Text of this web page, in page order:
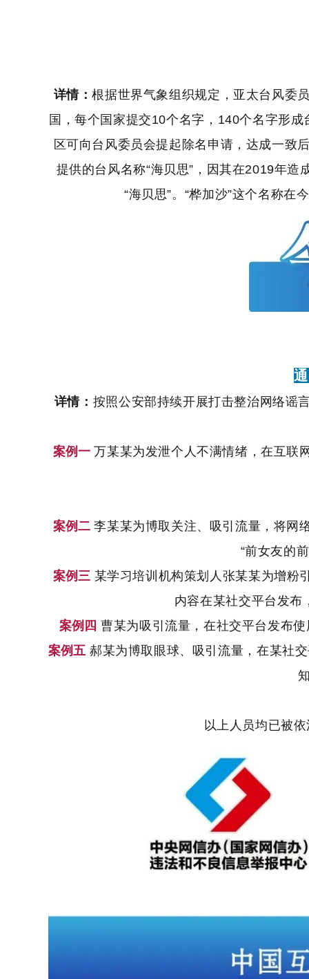
详情：根据世界气象组织规定，亚太台风委
国，每个国家提交10个名字，140个名字形
区可向台风委员会提起除名申请，达成一致
提供的台风名称“海贝思”，因其在2019年
“海贝思”。“桦加沙”这个名称在
详情： 按照公安部持续开展打击整治网络谣
案例一万某某为发泄个人不满情绪，在互联
案例二李某某为博取关注、吸引流量，将网
“前女友的
案例三某学习培训机构策划人张某某为增粉
内容在某社交平台发
案例四 曹某为吸引流量，在社交平台发布
案例五 郝某为博取眼球、吸引流量，在某社
以上人员均已被